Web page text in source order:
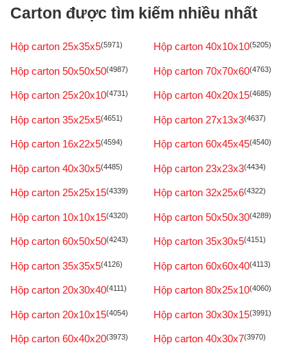
Carton được tìm kiếm nhiều nhất
Hộp carton 25x35x5(5971) Hộp carton 40x10x10(5205)
Hộp carton 50x50x50(4987) Hộp carton 70x70x60(4763)
Hộp carton 25x20x10(4731) Hộp carton 40x20x15(4685)
Hộp carton 35x25x5(4651) Hộp carton 27x13x3(4637)
Hộp carton 16x22x5(4594) Hộp carton 60x45x45(4540)
Hộp carton 40x30x5(4485) Hộp carton 23x23x3(4434)
Hộp carton 25x25x15(4339) Hộp carton 32x25x6(4322)
Hộp carton 10x10x15(4320) Hộp carton 50x50x30(4289)
Hộp carton 60x50x50(4243) Hộp carton 35x30x5(4151)
Hộp carton 35x35x5(4126) Hộp carton 60x60x40(4113)
Hộp carton 20x30x40(4111) Hộp carton 80x25x10(4060)
Hộp carton 20x10x15(4054) Hộp carton 30x30x15(3991)
Hộp carton 60x40x20(3973) Hộp carton 40x30x7(3970)